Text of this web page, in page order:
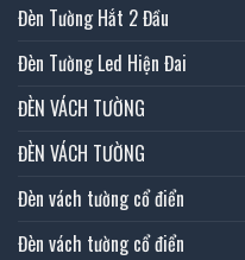
Đèn Tường Hắt 2 Đầu
Đèn Tường Led Hiện Đai
ĐÈN VÁCH TƯỜNG
ĐÈN VÁCH TƯỜNG
Đèn vách tường cổ điển
Đèn vách tường cổ điển